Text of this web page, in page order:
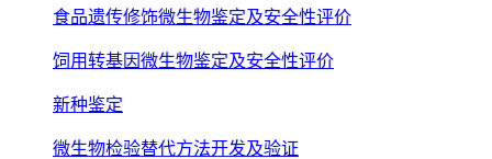
食品遗传修饰微生物鉴定及安全性评价
饲用转基因微生物鉴定及安全性评价
新种鉴定
微生物检验替代方法开发及验证